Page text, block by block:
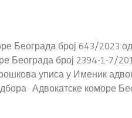
Београда број 643/2023 од
Београда број 2394-1-7/
уписа у Именик
Адвокатске коморе